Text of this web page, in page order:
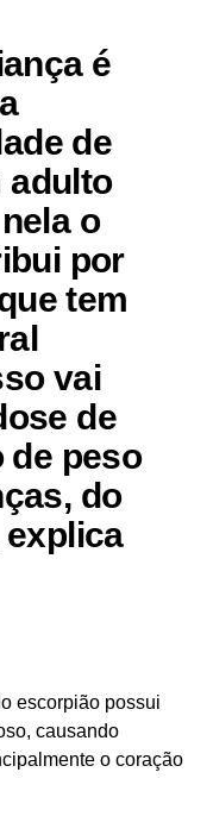
é
de
adulto
o
por
tem
vai
de
de peso
do
explica
escorpião possui
causando
o coração